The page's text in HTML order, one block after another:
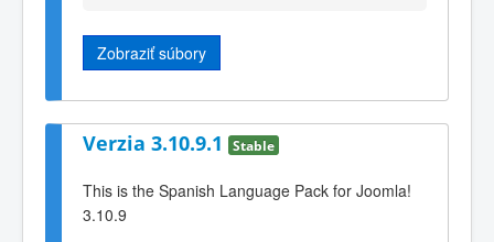
Zobraziť súbory
Verzia 3.10.9.1 Stable
This is the Spanish Language Pack for Joomla!
3.10.9